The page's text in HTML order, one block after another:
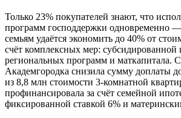
Только 23% покупателей знают, что
программ господдержки одновременно
семьям удаётся экономить до 40% от
счёт комплексных мер: субсидированной
региональных программ и маткапитала.
Академгородка снизила сумму доплаты
из 8,8 млн стоимости 3-комнатной
профинансировала за счёт семейной
фиксированной ставкой 6% и